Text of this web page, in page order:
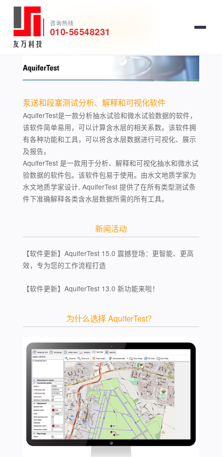
咨询热线
010-56548231
AquiferTest 15.0—抽水实验与绘图软件
软件试用
泵送和段塞测试分析、解释和可视化软件
AquiferTest是一款分析抽水试验和微水试验数据的软件，
该软件简单易用，可以计算含水层的相关系数。该软件拥
有各种功能和工具，可以将含水层数据进行可视化、展示
及报告。
AquiferTest 是一款用于分析、解释和可视化抽水和微水试
验数据的软件包。该软件包易于使用。由水文地质学家为
水文地质学家设计, AquiferTest 提供了在所有类型测试条
件下准确解释各类含水层数据所需的所有工具。
新闻活动
【软件更新】AquiferTest 15.0 震撼登场：更智能、更高
效，专为您的工作流程打造
【软件更新】AquiferTest 13.0 新功能来啦！
为什么选择 AquiferTest？